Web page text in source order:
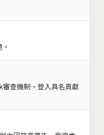
查機制，登入具名貢獻